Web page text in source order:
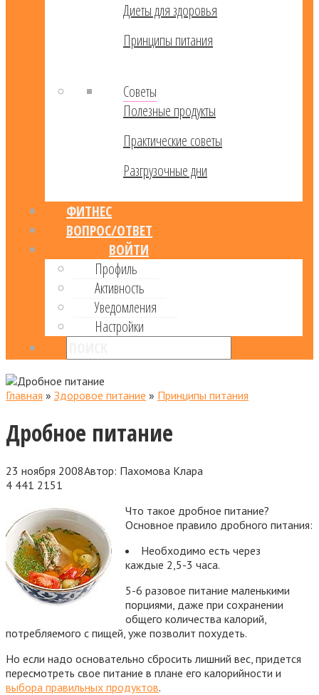
Диеты для здоровья
Принципы питания
Советы
Полезные продукты
Практические советы
Разгрузочные дни
ФИТНЕС
ВОПРОС/ОТВЕТ
ВОЙТИ
Профиль
Активность
Уведомления
Настройки
Главная » Здоровое питание » Принципы питания
Дробное питание
23 ноября 2008Автор: Пахомова Клара
4 441 2151
Что такое дробное питание?
Основное правило дробного питания:
Необходимо есть через
каждые 2,5-3 часа.
5-6 разовое питание маленькими
порциями, даже при сохранении
общего количества калорий,
потребляемого с пищей, уже позволит похудеть.
Но если надо основательно сбросить лишний вес, придется
пересмотреть свое питание в плане его калорийности и
выбора правильных продуктов.